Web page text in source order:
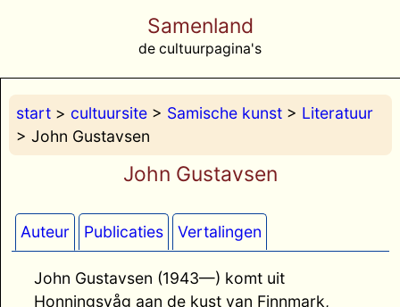
Samenland
de cultuurpagina's
start> cultuursite> Samische kunst> Literatuur
> John Gustavsen
John Gustavsen
Auteur Publicaties Vertalingen
John Gustavsen (1943—) komt uit
Honningsvåg aan de kust van Finnmark,